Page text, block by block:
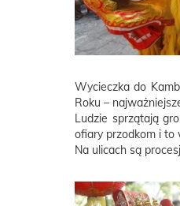
Wycieczka do
Roku –
Ludzie sprzątają
ofiary przodkom i to
Na ulicach są